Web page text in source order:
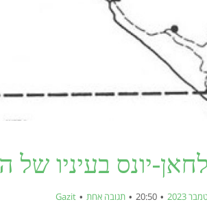
יונס בעיניו של
20:50 תגובה אחת Gazit